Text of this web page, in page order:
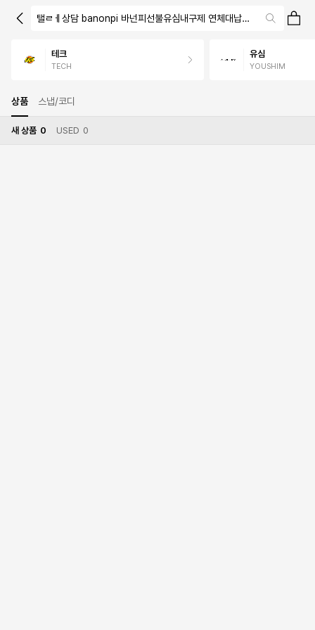
탤ㄹㅔ상담 banonpi 바넌피선불유심내구제 연체대납소액내구제 장기
테크
TECH
유심
YOUSHIM
상품 스냅/코디
새 상품 0 USED 0